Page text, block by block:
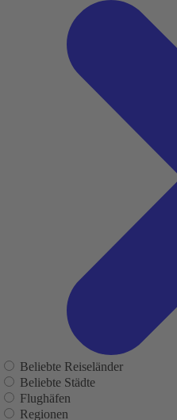
Beliebte Reiseländer
Beliebte Städte
Flughäfen
Regionen